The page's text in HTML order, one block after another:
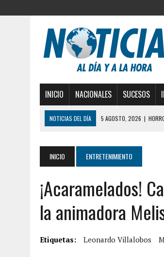
INICIO NACIONALES SUCESOS
NOTICIAS DEL DÍA 5 AGOSTO, 2026 |
3 AGOSTO, 2026 | YARACUY: INTENTÓ
2 AGOSTO, 2026
AYUDABA A PERSONAS EN
2 AGOSTO, 2026 | COLAPSÓ TECHO DE UNA
2 AGOSTO, 2026
FALCÓN: MUJER ATACÓ
6 AGOSTO, 2026
INICIO ENTRETENIMIENTO
¡Acaramelados!
la animadora
Etiquetas: Leonardo Villalobos